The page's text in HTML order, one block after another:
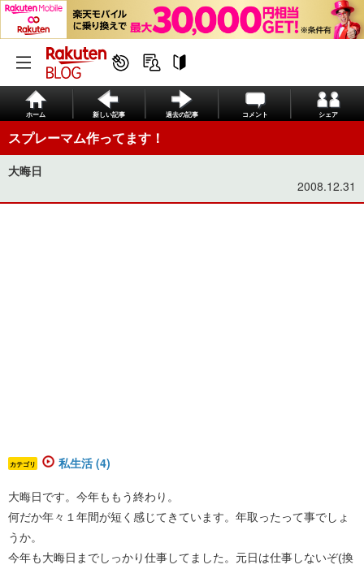
ホーム 新しい記事 過去の記事 コメント シェア
スプレーマム作ってます！
大晦日
2008.12.31
カテゴリ 私生活 (4)
大晦日です。今年ももう終わり。
何だか年々１年間が短く感じてきています。年取ったって事でしょ
うか。
今年も大晦日までしっかり仕事してました。元日は仕事しないぞ(換